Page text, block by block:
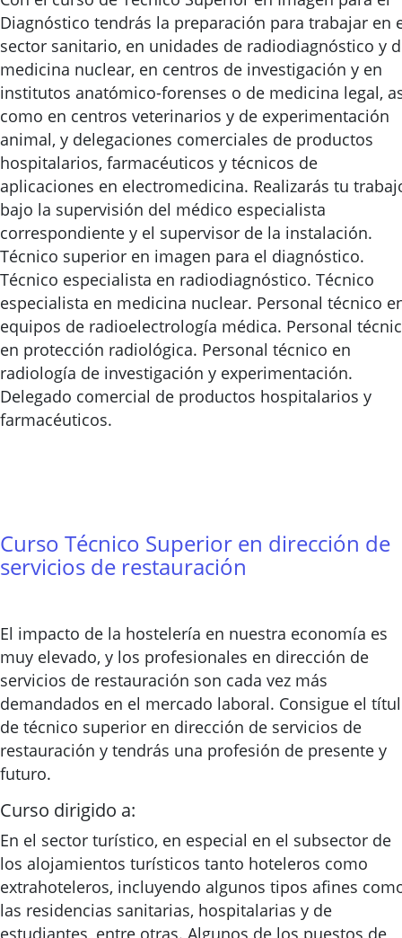
Diagnóstico tendrás la preparación para trabajar en
sector sanitario, en unidades de radiodiagnóstico y
medicina nuclear, en centros de investigación y en
institutos anatómico-forenses o de medicina legal,
como en centros veterinarios y de experimentación
animal, y delegaciones comerciales de productos
hospitalarios, farmacéuticos y técnicos de
aplicaciones en electromedicina. Realizarás tu
bajo la supervisión del médico especialista
correspondiente y el supervisor de la instalación.
Técnico superior en imagen para el diagnóstico.
Técnico especialista en radiodiagnóstico. Técnico
especialista en medicina nuclear. Personal técnico
equipos de radioelectrología médica. Personal
en protección radiológica. Personal técnico en
radiología de investigación y experimentación.
Delegado comercial de productos hospitalarios y
farmacéuticos.
Curso Técnico Superior en dirección de
servicios de restauración
El impacto de la hostelería en nuestra economía es
muy elevado, y los profesionales en dirección de
servicios de restauración son cada vez más
demandados en el mercado laboral. Consigue el
de técnico superior en dirección de servicios de
restauración y tendrás una profesión de presente y
futuro.
Curso dirigido a:
En el sector turístico, en especial en el subsector de
los alojamientos turísticos tanto hoteleros como
extrahoteleros, incluyendo algunos tipos afines
las residencias sanitarias, hospitalarias y de
estudiantes, entre otras. Algunos de los puestos de